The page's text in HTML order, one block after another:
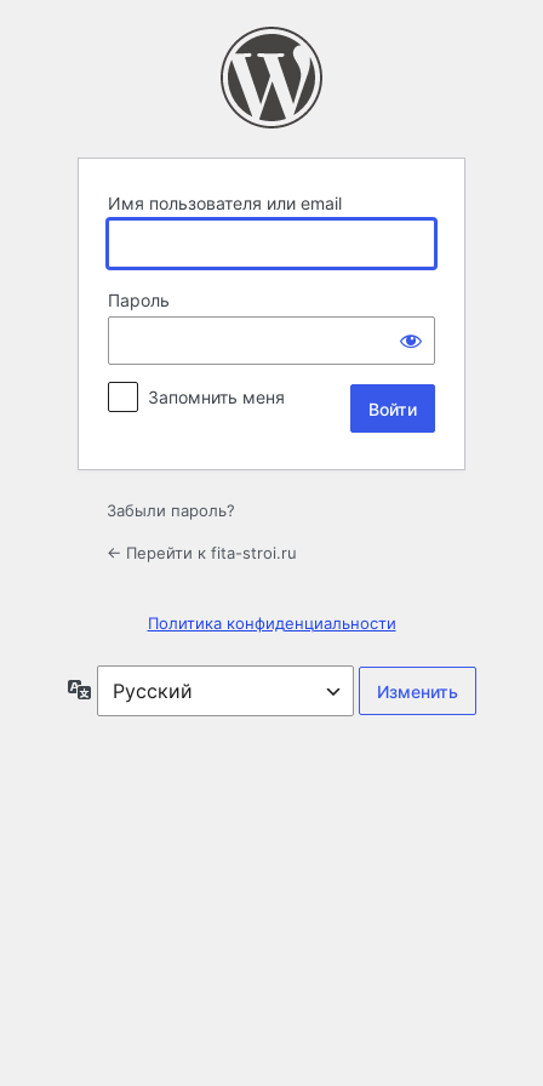
Имя пользователя или email
Пароль
Запомнить меня
Забыли пароль?
← Перейти к fita-stroi.ru
Политика конфиденциальности
Язык